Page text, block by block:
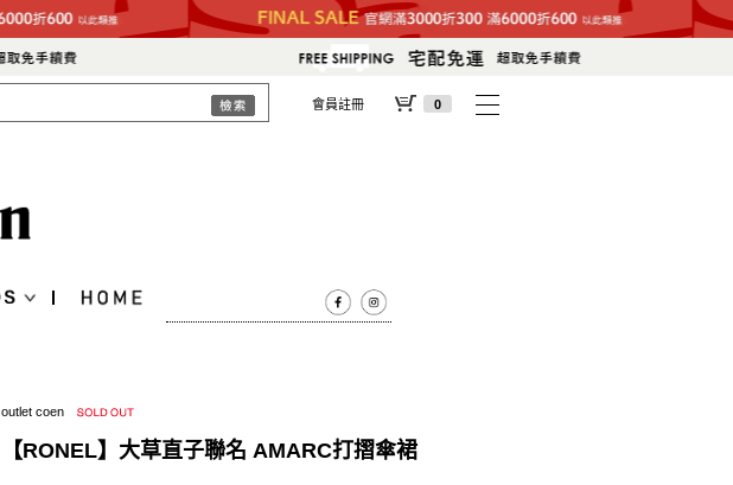
會員註冊 0
outlet coen
【RONEL】大草直子聯名 AMARC打摺傘裙